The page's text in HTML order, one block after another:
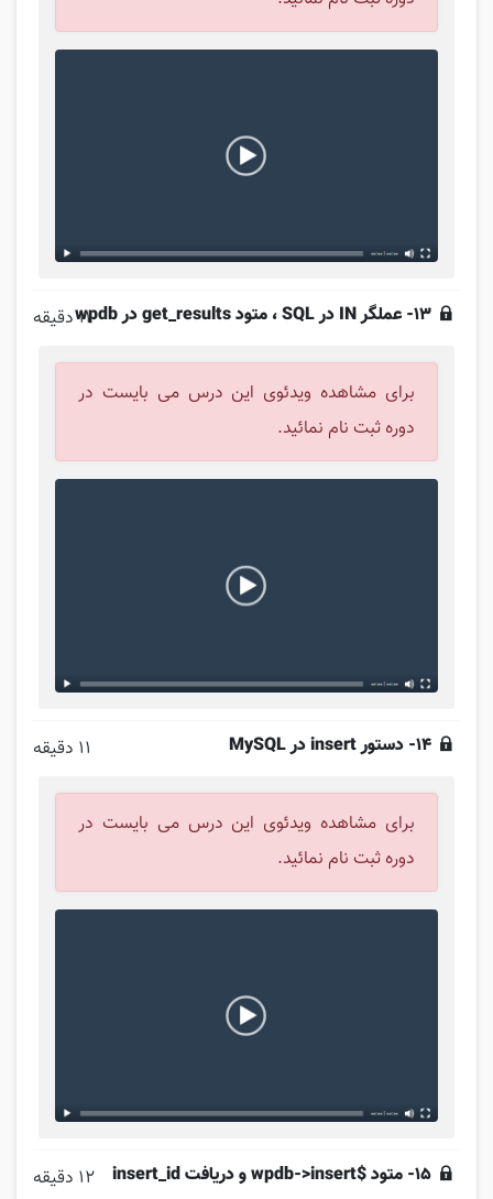
13- عملگر IN در SQL ، متود get_results در wpdb 11 دقیقه
برای مشاهده ویدئوی این درس می بایست در
دوره ثبت نام نمائید.
14- دستور insert در MySQL 11 دقیقه
برای مشاهده ویدئوی این درس می بایست در
دوره ثبت نام نمائید.
15- متود $wpdb->insert و دریافت insert_id 12 دقیقه